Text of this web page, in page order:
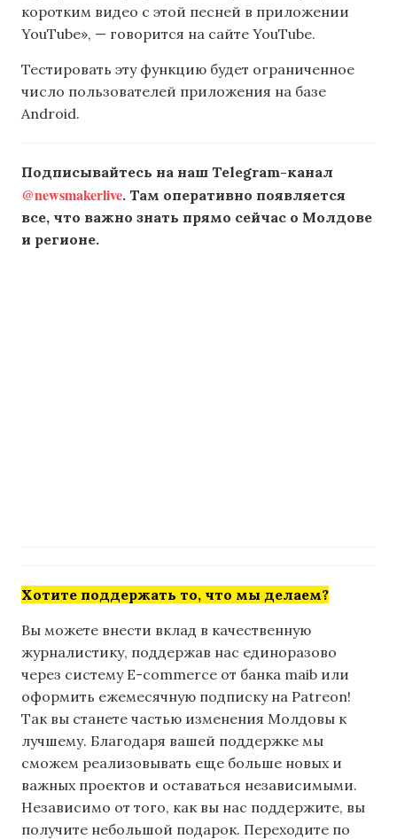
коротким видео с этой песней в приложении
YouTube», — говорится на сайте YouTube.
Тестировать эту функцию будет ограниченное
число пользователей приложения на базе
Android.
Подписывайтесь на наш Telegram-канал
@newsmakerlive. Там оперативно появляется
все, что важно знать прямо сейчас о Молдове
и регионе.
Хотите поддержать то, что мы делаем?
Вы можете внести вклад в качественную
журналистику, поддержав нас единоразово
через систему E-commerce от банка maib или
оформить ежемесячную подписку на Patreon!
Так вы станете частью изменения Молдовы к
лучшему. Благодаря вашей поддержке мы
сможем реализовывать еще больше новых и
важных проектов и оставаться независимыми.
Независимо от того, как вы нас поддержите, вы
получите небольшой подарок. Переходите по